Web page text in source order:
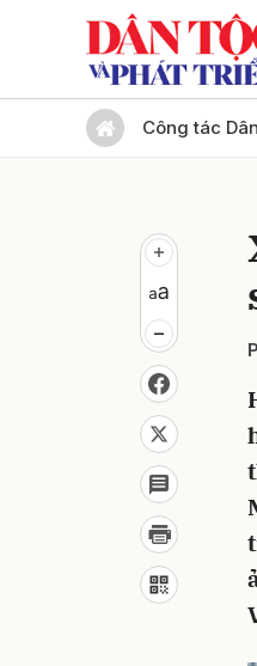
Công tác